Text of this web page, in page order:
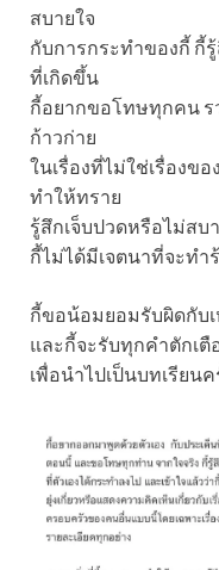
สบายใจ
กับการกระทำของกี้ กี้
ที่เกิดขึ้น
กี้อยากขอโทษทุกคน ร
ก้าวก่าย
ในเรื่องที่ไม่ใช่เรื่องข
ทำให้ทราย
รู้สึกเจ็บปวดหรือไม่สบ
กี้ไม่ได้มีเจตนาที่จะทำ
กี้ขอน้อมยอมรับผิดกับ
และกี้จะรับทุกคำตักเตื
เพื่อนำไปเป็นบทเรียน